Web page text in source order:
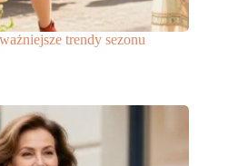
trendy sezonu